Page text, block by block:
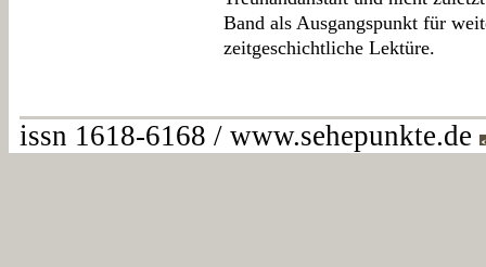
Band als Ausgangspunkt für
zeitgeschichtliche Lektüre.
issn 1618-6168 / www.sehepunkte.de